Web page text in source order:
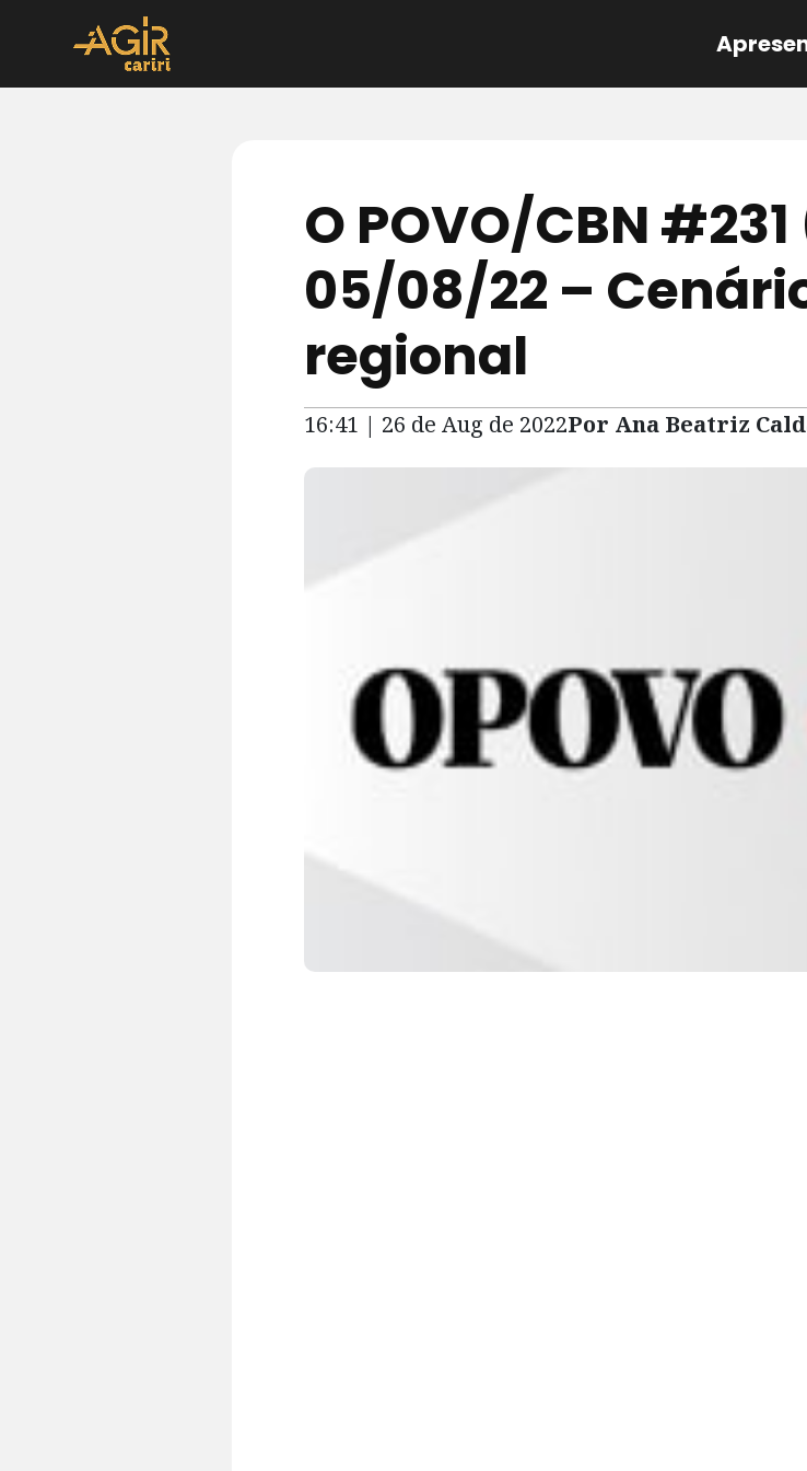
O POVO/CBN
05/08/22 –
regional
16:41 | 26 de Aug de 2022Por Ana Beatriz